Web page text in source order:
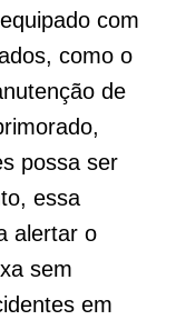
com
como o
de
possa ser
essa
alertar o
sem
em